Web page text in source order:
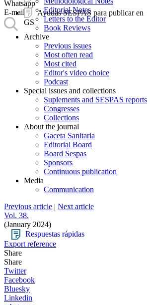
Ayudas SESPAS para publicar en
GS
Whatsapp
E-mail
Editorial Notes
Letters to the Editor
Book Reviews
Archive
Previous issues
Most often read
Most cited
Editor's video choice
Podcast
Special issues and collections
Suplements and SESPAS reports
Congresses
Collections
About the journal
Gaceta Sanitaria
Editorial Board
Board Sespas
Sponsors
Continuous publication
Media
Communication
Previous article | Next article
Vol. 38.
(January 2024)
Respuestas rápidas
Export reference
Share
Share
Twitter
Facebook
Bluesky
Linkedin